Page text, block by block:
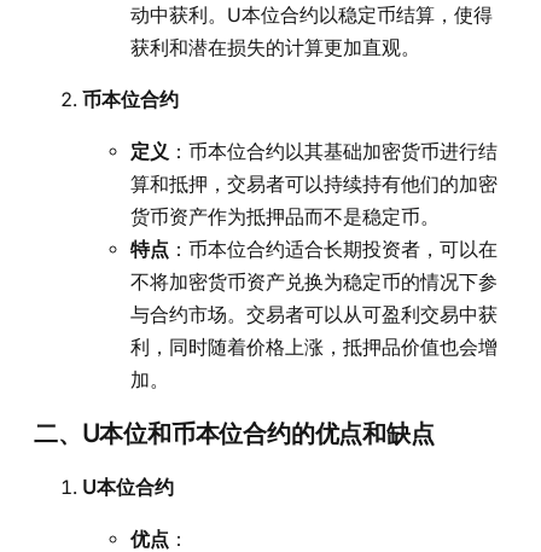
动中获利。U本位合约以稳定币结算，使得
获利和潜在损失的计算更加直观。
币本位合约
定义 ：币本位合约以其基础加密货币进行结
算和抵押，交易者可以持续持有他们的加密
货币资产作为抵押品而不是稳定币。
特点 ：币本位合约适合长期投资者，可以在
不将加密货币资产兑换为稳定币的情况下参
与合约市场。交易者可以从可盈利交易中获
利，同时随着价格上涨，抵押品价值也会增
加。
二、U本位和币本位合约的优点和缺点
U本位合约
优点 ：